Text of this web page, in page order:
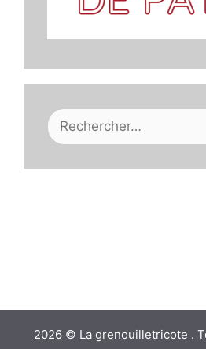
Rechercher :
2026 © La grenouilletricote .